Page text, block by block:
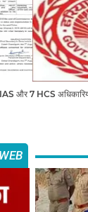
IAS और 7 HCS